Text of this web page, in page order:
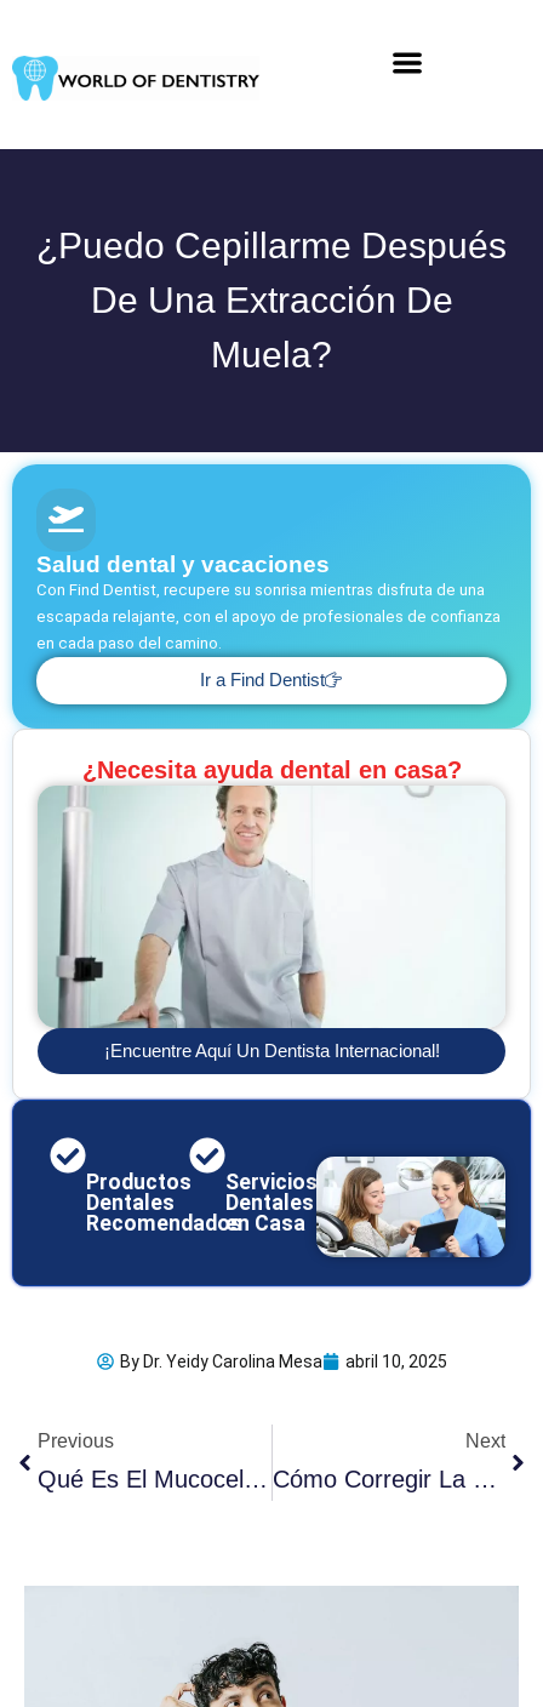
contenido
¿Puedo Cepillarme Después
De Una Extracción De
Muela?
Salud dental y vacaciones
Con Find Dentist, recupere su sonrisa mientras disfruta de una
escapada relajante, con el apoyo de profesionales de confianza
en cada paso del camino.
Ir a Find Dentist
¿Necesita ayuda dental en casa?
¡Encuentre Aquí Un Dentista Internacional!
Productos
Dentales
Recomendados
Servicios
Dentales
en Casa
ByDr. Yeidy Carolina Mesa abril 10, 2025
Previous
Qué Es El Mucocele: Guía Completa Para Comprenderlo
Next
Cómo Corregir La Sobremordida Y Mejorar Tu Sonrisa